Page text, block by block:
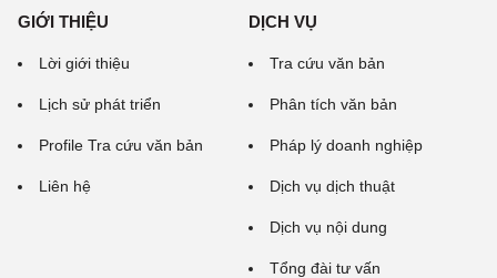
GIỚI THIỆU
Lời giới thiệu
Lịch sử phát triển
Profile Tra cứu văn bản
Liên hệ
DỊCH VỤ
Tra cứu văn bản
Phân tích văn bản
Pháp lý doanh nghiệp
Dịch vụ dịch thuật
Dịch vụ nội dung
Tổng đài tư vấn